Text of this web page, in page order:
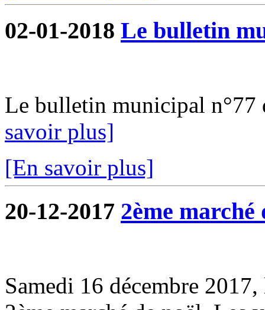
02-01-2018 Le bulletin
Le bulletin municipal n°77
savoir plus]
[En savoir plus]
20-12-2017 2ème marché
Samedi 16 décembre